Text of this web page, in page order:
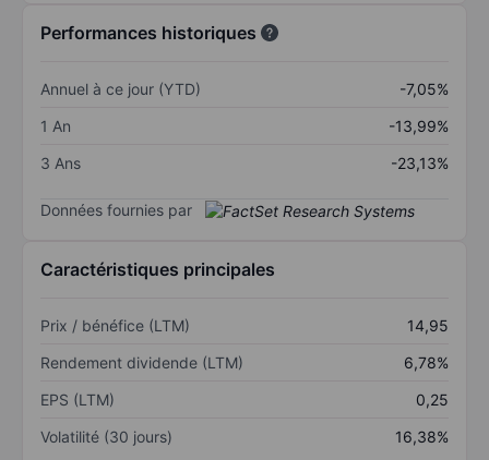
Performances historiques
Annuel à ce jour (YTD)
-7,05%
1 An
-13,99%
3 Ans
-23,13%
Données fournies par
Caractéristiques principales
Prix / bénéfice (LTM)
14,95
Rendement dividende (LTM)
6,78%
EPS (LTM)
0,25
Volatilité (30 jours)
16,38%